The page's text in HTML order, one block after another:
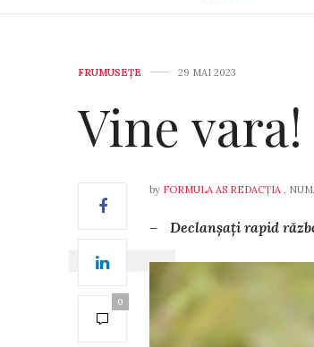
FRUMUSEȚE 29 MAI 2023
Vine vara!
0
by FORMULA AS REDACȚIA ,
– Declanșați rapid